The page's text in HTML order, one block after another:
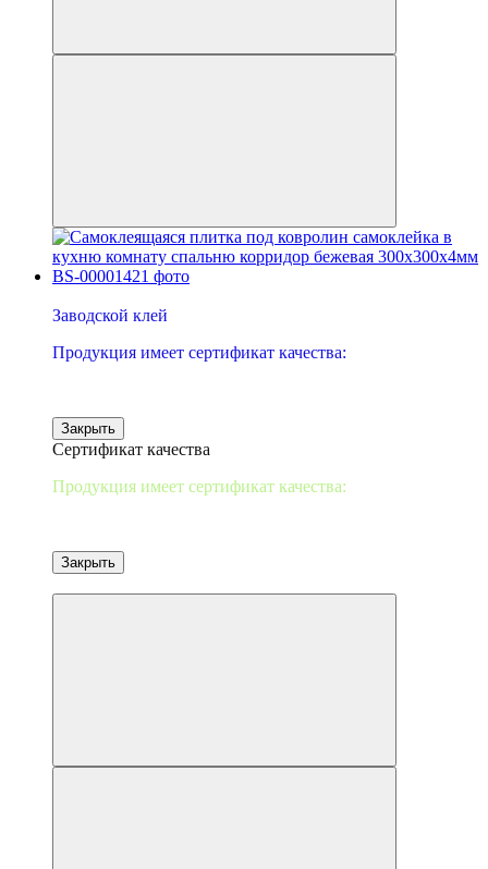
Заводской клей
Продукция имеет сертификат качества:
Закрыть
Сертификат качества
Продукция имеет сертификат качества:
Закрыть